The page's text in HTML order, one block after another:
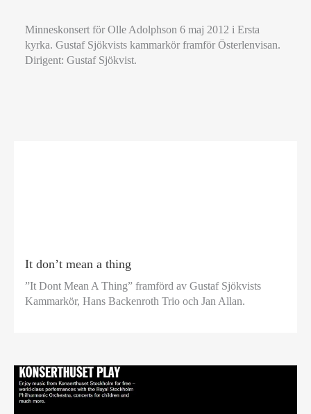
Minneskonsert för Olle Adolphson 6 maj 2012 i Ersta
kyrka. Gustaf Sjökvists kammarkör framför Österlenvisan.
Dirigent: Gustaf Sjökvist.
It don’t mean a thing
”It Dont Mean A Thing” framförd av Gustaf Sjökvists
Kammarkör, Hans Backenroth Trio och Jan Allan.